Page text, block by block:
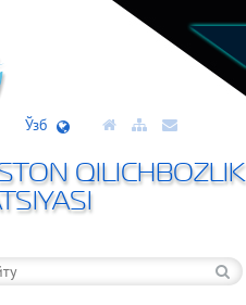
Ўзб
QILICHBOZLIK